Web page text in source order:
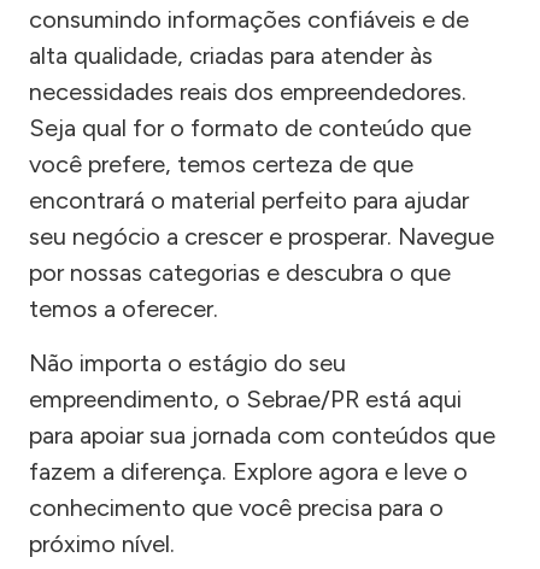
consumindo informações confiáveis e de
alta qualidade, criadas para atender às
necessidades reais dos empreendedores.
Seja qual for o formato de conteúdo que
você prefere, temos certeza de que
encontrará o material perfeito para ajudar
seu negócio a crescer e prosperar. Navegue
por nossas categorias e descubra o que
temos a oferecer.
Não importa o estágio do seu
empreendimento, o Sebrae/PR está aqui
para apoiar sua jornada com conteúdos que
fazem a diferença. Explore agora e leve o
conhecimento que você precisa para o
próximo nível.